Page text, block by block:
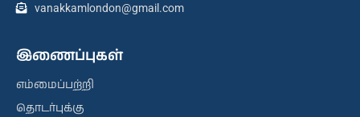
vanakkamlondon@gmail.com
இணைப்புகள்
எம்மைப்பற்றி
தொடர்புக்கு